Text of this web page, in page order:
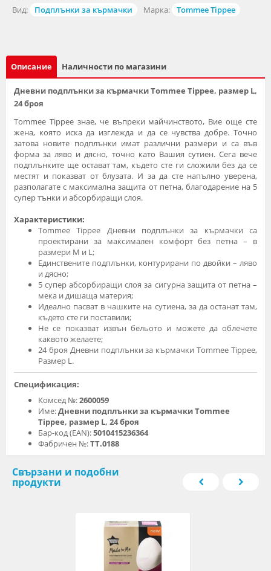
Вид:
Подплънки за кърмачки Марка: Tommee Tippee
Описание Наличности по магазини
Дневни подплънки за кърмачки Tommee Tippee, размер L,
24 броя
Tommee Tippee знае, че въпреки майчинството, Вие още сте
жена, която иска да изглежда и да се чувства добре. Точно
затова новите подплънки имат различни размери и са във
форма за ляво и дясно, точно като Вашия сутиен. Сега вече
подплънките ще остават там, където сте ги сложили без да се
местят и показват от блузата. И за да сте напълно уверена,
разполагате с максимална защита от петна, благодарение на 5
супер тънки и абсорбиращи слоя.
Характеристики:
Tommee Tippee Дневни подплънки за кърмачки са
проектирани за максимален комфорт без петна – в
размери М и L;
Единствените подплънки, контурирани по двойки – ляво
и дясно;
5 супер абсорбиращи слоя за сигурна защита от петна –
мека и дишаща материя;
Идеално пасват в чашките на сутиена, за да останат там,
където сте ги поставили;
Не се показват извън бельото и можете да облечете
каквото желаете;
24 броя Дневни подплънки за кърмачки Tommee Tippee,
Размер L.
Спецификация:
Комсед №:2600059
Име:Дневни подплънки за кърмачки Tommee
Tippee, размер L, 24 броя
Бар-код (EAN):5010415236364
Фабричен №:TT.0188
Свързани и подобни
продукти